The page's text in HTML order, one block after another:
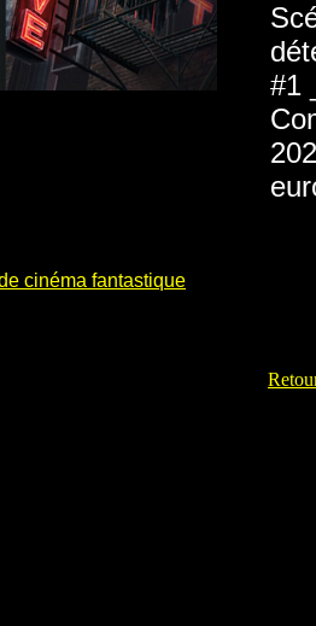
#1
cinéma fantastique